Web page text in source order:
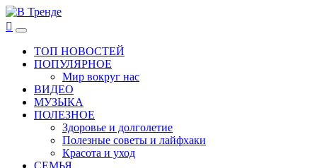
Перейти
к
содержимому
В Тренде
Самые свежие новости интернета
Основное
менюТОП НОВОСТЕЙ
ПОПУЛЯРНОЕ
Мир вокруг нас
ВИДЕО
МУЗЫКА
ПОЛЕЗНОЕ
Здоровье и долголетие
Полезные советы и лайфхаки
Красота и уход
СЕМЬЯ